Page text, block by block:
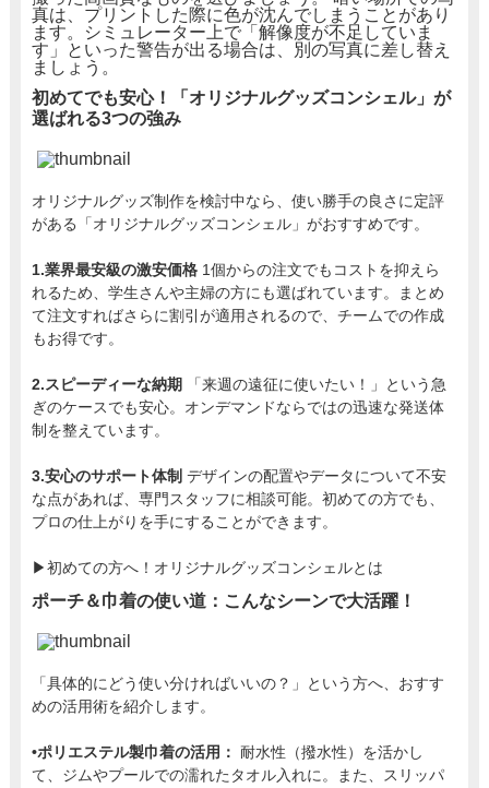
真は、プリントした際に色が沈んでしまうことがあり
ます。シミュレーター上で「解像度が不足していま
す」といった警告が出る場合は、別の写真に差し替え
ましょう。
初めてでも安心！「オリジナルグッズコンシェル」が
選ばれる3つの強み
オリジナルグッズ制作を検討中なら、使い勝手の良さに定評
がある「オリジナルグッズコンシェル」がおすすめです。
1.業界最安級の激安価格 1個からの注文でもコストを抑えら
れるため、学生さんや主婦の方にも選ばれています。まとめ
て注文すればさらに割引が適用されるので、チームでの作成
もお得です。
2.スピーディーな納期
「来週の遠征に使いたい！」という急
ぎのケースでも安心。オンデマンドならではの迅速な発送体
制を整えています。
3.安心のサポート体制 デザインの配置やデータについて不安
な点があれば、専門スタッフに相談可能。初めての方でも、
プロの仕上がりを手にすることができます。
▶︎初めての方へ！オリジナルグッズコンシェルとは
ポーチ＆巾着の使い道：こんなシーンで大活躍！
「具体的にどう使い分ければいいの？」という方へ、おすす
めの活用術を紹介します。
•ポリエステル製巾着の活用： 耐水性（撥水性）を活かし
て、ジムやプールでの濡れたタオル入れに。また、スリッパ